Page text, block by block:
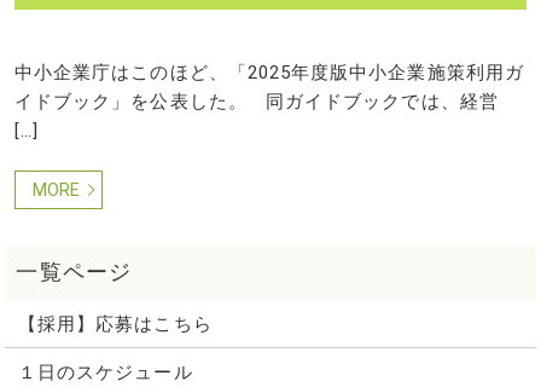
中小企業庁はこのほど、「2025年度版中小企業施策利用ガ
イドブック」を公表した。 同ガイドブックでは、経営
[…]
MORE
【採用】応募はこちら
１日のスケジュール